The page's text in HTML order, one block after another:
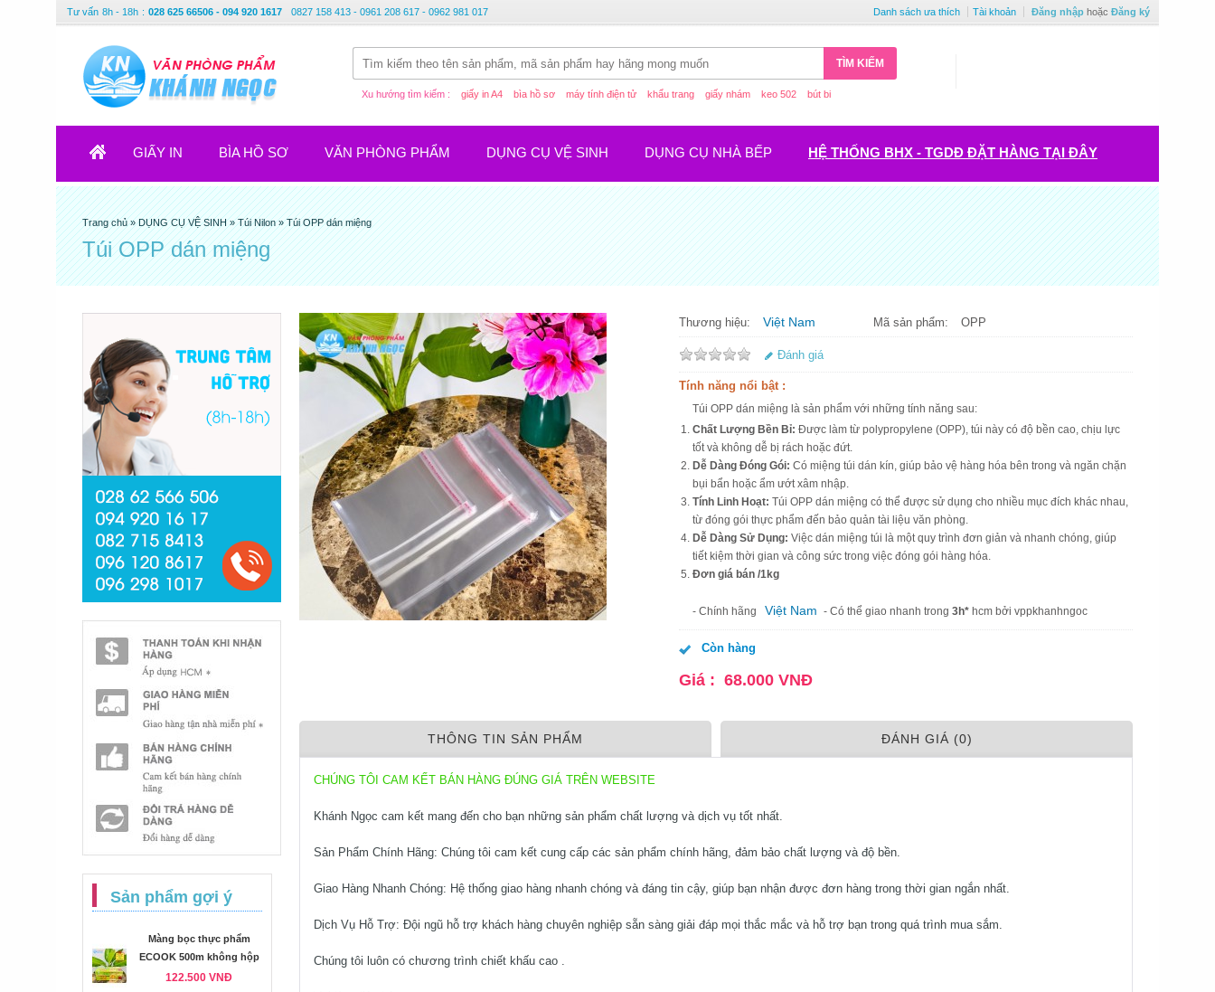
Tư vấn 8h - 18h : 028 625 66506 - 094 920 1617 0827 158 413 - 0961 208 617 - 0962 981 017 Danh sách ưa thích Tài khoản Đăng nhập hoặc Đăng ký
TÌM KIẾM
Xu hướng tìm kiếm : giấy in A4 bìa hồ sơ máy tính điện tử khẩu trang giấy nhám keo 502 bút bi
GIẤY IN BÌA HỒ SƠ VĂN PHÒNG PHẨM DỤNG CỤ VỆ SINH DỤNG CỤ NHÀ BẾP HỆ THỐNG BHX - TGDĐ ĐẶT HÀNG TẠI ĐÂY
Trang chủ»DỤNG CỤ VỆ SINH»Túi Nilon »Túi OPP dán miệng
Túi OPP dán miệng
Sản phẩm gợi ý
Màng bọc thực phẩm
ECOOK 500m không hộp
122.500 VNĐ
Thương hiệu: Việt Nam Mã sản phẩm: OPP
Đánh giá
Tính năng nổi bật :
Túi OPP dán miệng là sản phẩm với những tính năng sau:
Chất Lượng Bền Bỉ: Được làm từ polypropylene (OPP), túi này có độ bền cao, chịu lực
tốt và không dễ bị rách hoặc đứt.
Dễ Dàng Đóng Gói: Có miệng túi dán kín, giúp bảo vệ hàng hóa bên trong và ngăn chặn
bụi bẩn hoặc ẩm ướt xâm nhập.
Tính Linh Hoạt: Túi OPP dán miệng có thể được sử dụng cho nhiều mục đích khác nhau,
từ đóng gói thực phẩm đến bảo quản tài liệu văn phòng.
Dễ Dàng Sử Dụng: Việc dán miệng túi là một quy trình đơn giản và nhanh chóng, giúp
tiết kiệm thời gian và công sức trong việc đóng gói hàng hóa.
Đơn giá bán /1kg
- Chính hãng Việt Nam - Có thể giao nhanh trong 3h* hcm bởi vppkhanhngoc
Còn hàng
Giá : 68.000 VNĐ
THÔNG TIN SẢN PHẨM ÐÁNH GIÁ (0)
CHÚNG TÔI CAM KẾT BÁN HÀNG ĐÚNG GIÁ TRÊN WEBSITE
Khánh Ngọc cam kết mang đến cho bạn những sản phẩm chất lượng và dịch vụ tốt nhất.
Sản Phẩm Chính Hãng: Chúng tôi cam kết cung cấp các sản phẩm chính hãng, đảm bảo chất lượng và độ bền.
Giao Hàng Nhanh Chóng: Hệ thống giao hàng nhanh chóng và đáng tin cậy, giúp bạn nhận được đơn hàng trong thời gian ngắn nhất.
Dịch Vụ Hỗ Trợ: Đội ngũ hỗ trợ khách hàng chuyên nghiệp sẵn sàng giải đáp mọi thắc mắc và hỗ trợ bạn trong quá trình mua sắm.
Chúng tôi luôn có chương trình chiết khấu cao .